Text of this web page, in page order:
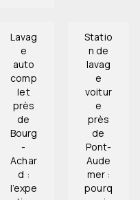
Lavag
e
auto
comp
let
près
de
Bourg
-
Achar
d :
l’expe
Statio
n de
lavag
e
voitur
e
près
de
Pont-
Aude
mer :
pourq